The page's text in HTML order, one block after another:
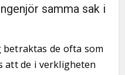
samma sak i
betraktas de ofta som
att de i verkligheten